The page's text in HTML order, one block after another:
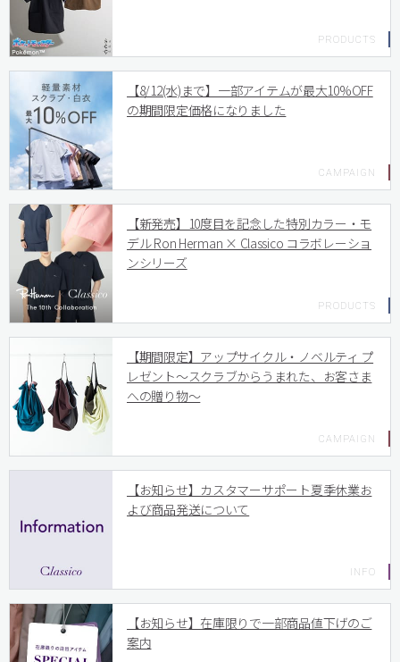
【8/12(水)まで】一部アイテムが最大10%OFF
の期間限定価格になりました
【新発売】10度目を記念した特別カラー・モ
デル Ron Herman × Classico コラボレーショ
ンシリーズ
【期間限定】アップサイクル・ノベルティ プ
レゼント〜スクラブからうまれた、お客さま
への贈り物〜
【お知らせ】カスタマーサポート夏季休業お
よび商品発送について
【お知らせ】在庫限りで一部商品値下げのご
案内